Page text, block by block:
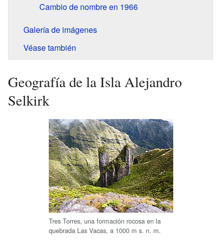
Cambio de nombre en 1966
Galería de imágenes
Véase también
Geografía de la Isla Alejandro
Selkirk
Tres Torres, una formación rocosa en la
quebrada Las Vacas, a 1000 m s. n. m.